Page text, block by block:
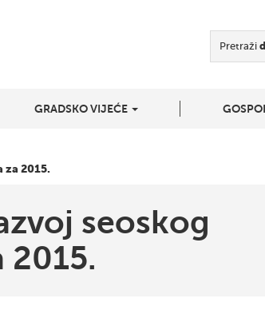
Pretraži
GRADSKO VIJEĆE
za 2015.
seoskog
2015.